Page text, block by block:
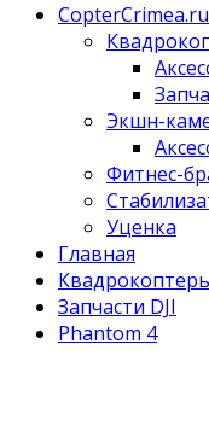
CopterCrimea.ru
Экшн-
Фитнес-
Уценка
Главная
Запчасти DJI
Phantom 4